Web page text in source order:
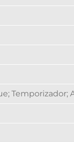
Temporizador;